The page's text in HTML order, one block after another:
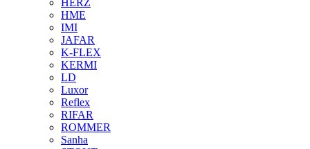
HME
IMI
JAFAR
K-FLEX
KERMI
LD
Luxor
Reflex
RIFAR
ROMMER
Sanha